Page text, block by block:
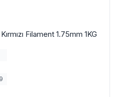
Filament 1.75mm 1KG